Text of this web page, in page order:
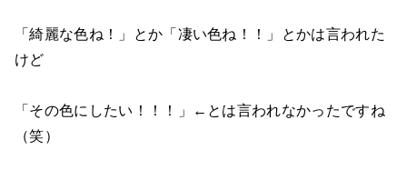
「綺麗な色ね！」とか「凄い色ね！！」とかは言われた
けど
「その色にしたい！！！」←とは言われなかったですね
（笑）